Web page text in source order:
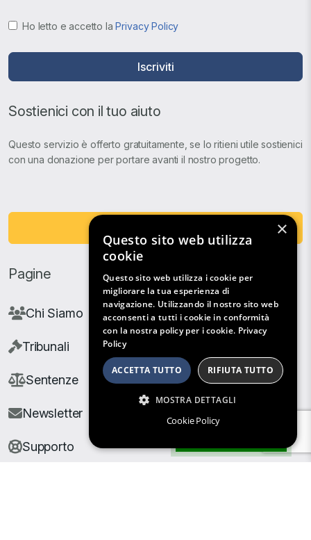
Ho letto e accetto laPrivacy Policy
Iscriviti
Sostienici con il tuo aiuto
Questo servizio è offerto gratuitamente, se lo ritieni utile sostienici
con una donazione per portare avanti il nostro progetto.
Pagine
Chi Siamo
Tribunali
Sentenze
Newsletter
Supporto
×
Questo sito web utilizza
cookie
Questo sito web utilizza i cookie per
migliorare la tua esperienza di
navigazione. Utilizzando il nostro sito web
acconsenti a tutti i cookie in conformità
con la nostra policy per i cookie. Privacy
Policy
ACCETTA TUTTO RIFIUTA TUTTO
MOSTRA DETTAGLI
Cookie Policy